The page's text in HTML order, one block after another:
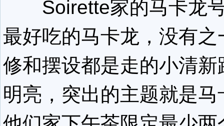
Soirette家的马卡龙
最好吃的马卡龙，没有之
修和摆设都是走的小清新
明亮，突出的主题就是马